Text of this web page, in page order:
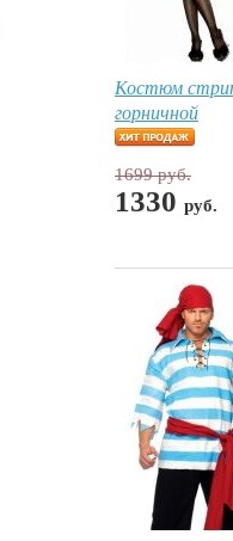
Костюм
горничной
1699 руб.
1330 руб.